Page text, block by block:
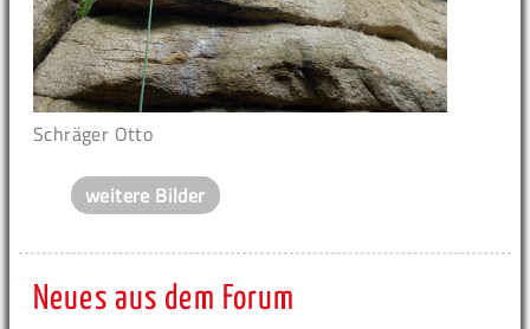
Schräger Otto
weitere Bilder
Neues aus dem Forum